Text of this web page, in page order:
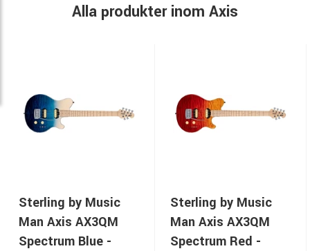
Alla produkter inom Axis
Sterling by Music
Man Axis AX3QM
Spectrum Blue -
Sterling by Music
Man Axis AX3QM
Spectrum Red -